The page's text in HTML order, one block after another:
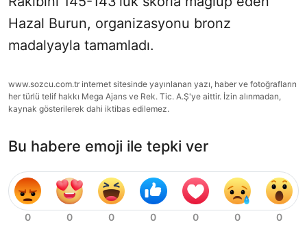
Hazal Burun, organizasyonu bronz
madalyayla tamamladı.
www.sozcu.com.tr internet sitesinde yayınlanan yazı, haber ve fotoğrafların
her türlü telif hakkı Mega Ajans ve Rek. Tic. A.Ş'ye aittir. İzin alınmadan,
kaynak gösterilerek dahi iktibas edilemez.
Bu habere emoji ile tepki ver